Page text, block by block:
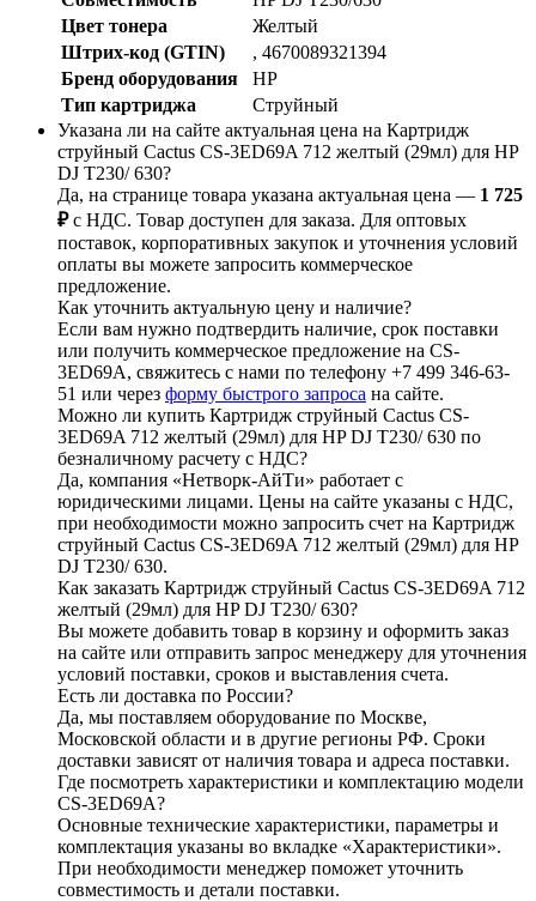
Цвет тонера
Желтый
Штрих-код (GTIN)
, 4670089321394
Бренд оборудования
HP
Тип картриджа
Cтруйный
Указана ли на сайте актуальная цена на Картридж
струйный Cactus CS-3ED69A 712 желтый (29мл) для HP
DJ T230/ 630?
Да, на странице товара указана актуальная цена — 1 725
₽с НДС. Товар доступен для заказа. Для оптовых
поставок, корпоративных закупок и уточнения условий
оплаты вы можете запросить коммерческое
предложение.
Как уточнить актуальную цену и наличие?
Если вам нужно подтвердить наличие, срок поставки
или получить коммерческое предложение на CS-
3ED69A, свяжитесь с нами по телефону +7 499 346-63-
51 или через форму быстрого запроса на сайте.
Можно ли купить Картридж струйный Cactus CS-
3ED69A 712 желтый (29мл) для HP DJ T230/ 630 по
безналичному расчету с НДС?
Да, компания «Нетворк-АйТи» работает с
юридическими лицами. Цены на сайте указаны с НДС,
при необходимости можно запросить счет на Картридж
струйный Cactus CS-3ED69A 712 желтый (29мл) для HP
DJ T230/ 630.
Как заказать Картридж струйный Cactus CS-3ED69A 712
желтый (29мл) для HP DJ T230/ 630?
Вы можете добавить товар в корзину и оформить заказ
на сайте или отправить запрос менеджеру для уточнения
условий поставки, сроков и выставления счета.
Есть ли доставка по России?
Да, мы поставляем оборудование по Москве,
Московской области и в другие регионы РФ. Сроки
доставки зависят от наличия товара и адреса поставки.
Где посмотреть характеристики и комплектацию модели
CS-3ED69A?
Основные технические характеристики, параметры и
комплектация указаны во вкладке «Характеристики».
При необходимости менеджер поможет уточнить
совместимость и детали поставки.